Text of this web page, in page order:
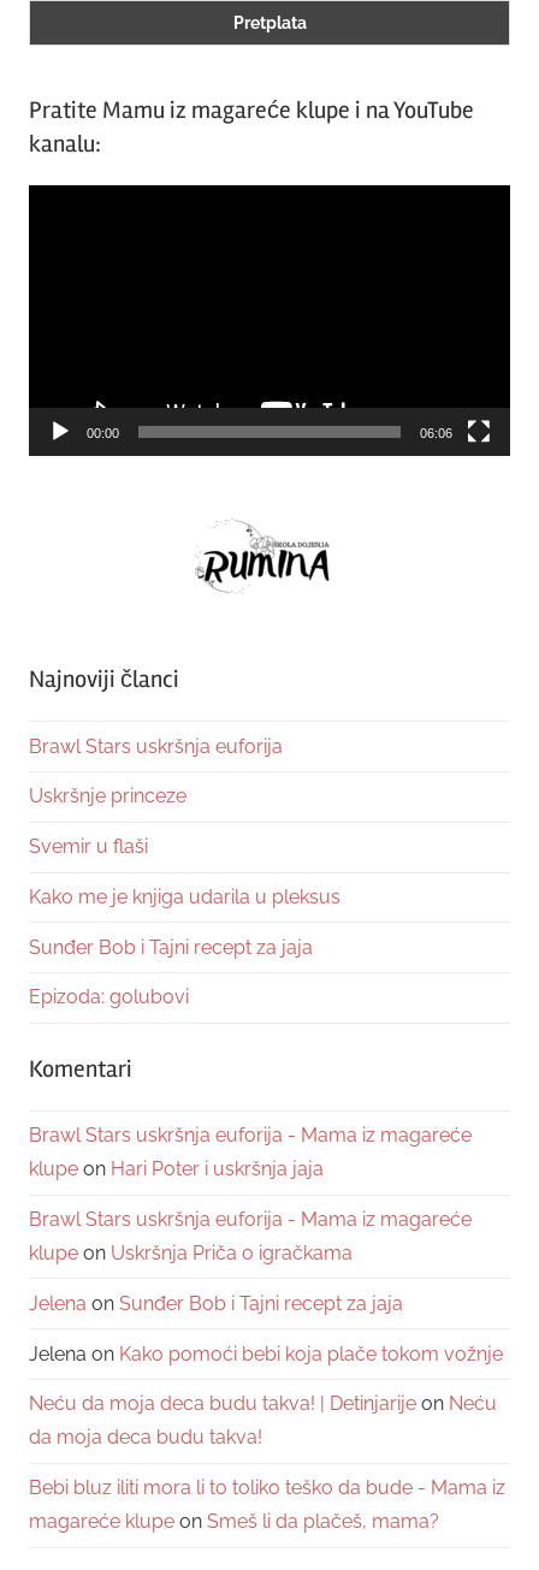
Pratite Mamu iz magareće klupe i na YouTube
kanalu:
00:00 06:06
Najnoviji članci
Brawl Stars uskršnja euforija
Uskršnje princeze
Svemir u flaši
Kako me je knjiga udarila u pleksus
Sunđer Bob i Tajni recept za jaja
Epizoda: golubovi
Komentari
Brawl Stars uskršnja euforija - Mama iz magareće
klupe on Hari Poter i uskršnja jaja
Brawl Stars uskršnja euforija - Mama iz magareće
klupe on Uskršnja Priča o igračkama
Jelena on Sunđer Bob i Tajni recept za jaja
Jelena on Kako pomoći bebi koja plače tokom vožnje
Neću da moja deca budu takva! | Detinjarije on Neću
da moja deca budu takva!
Bebi bluz iliti mora li to toliko teško da bude - Mama iz
magareće klupe on Smeš li da plačeš, mama?